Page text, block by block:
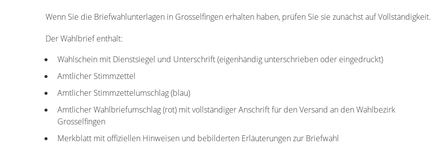
Wenn Sie die Briefwahlunterlagen in Grosselfingen erhalten haben, prüfen Sie sie zunächst auf Vollständigkeit.
Der Wahlbrief enthält:
Wahlschein mit Dienstsiegel und Unterschrift (eigenhändig unterschrieben oder eingedruckt)
Amtlicher Stimmzettel
Amtlicher Stimmzettelumschlag (blau)
Amtlicher Wahlbriefumschlag (rot) mit vollständiger Anschrift für den Versand an den Wahlbezirk
Grosselfingen
Merkblatt mit offiziellen Hinweisen und bebilderten Erläuterungen zur Briefwahl